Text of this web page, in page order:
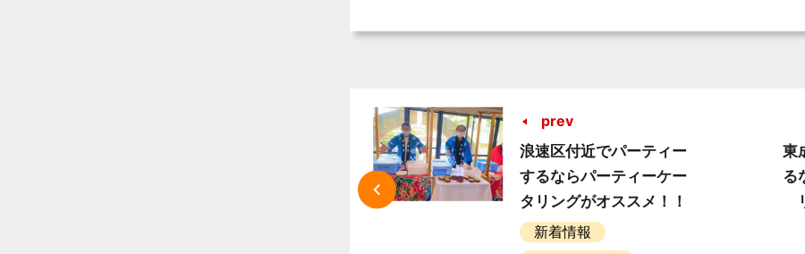
prev
浪速区付近でパーティー
するならパーティーケー
タリングがオススメ！！
新着情報
東
る